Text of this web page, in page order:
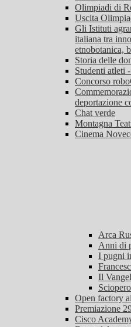
Olimpiadi di
Uscita
Gli Istituti
italiana tra
etnobotanica,
Storia delle
Studenti atleti
Concorso
deportazione
Chat verde
Montagna
Cinema
Arca
Anni di
I pugni
Il
Sciopero
Open factory
Premiazione
Cisco